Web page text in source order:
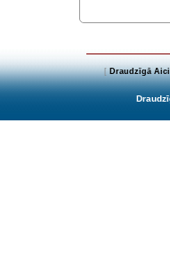
[Draudzīgā